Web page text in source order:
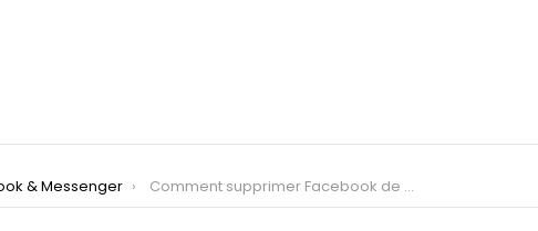
& Messenger Comment supprimer Facebook de mon téléphone portable ?